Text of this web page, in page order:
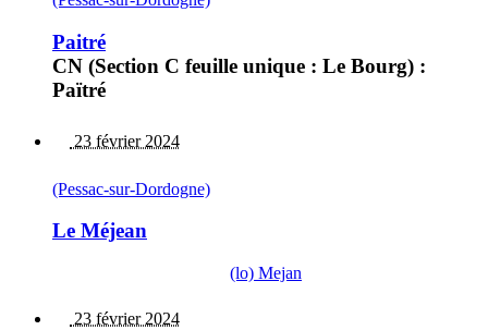
Paitré
CN (Section C feuille unique : Le Bourg) :
Païtré
23 février 2024
(Pessac-sur-Dordogne)
Le Méjean
(lo) Mejan
23 février 2024